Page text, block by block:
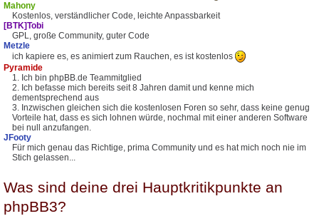
Mahony
Kostenlos, verständlicher Code, leichte Anpassbarkeit
[BTK]Tobi
GPL, große Community, guter Code
Metzle
ich kapiere es, es animiert zum Rauchen, es ist kostenlos
Pyramide
1. Ich bin phpBB.de Teammitglied
2. Ich befasse mich bereits seit 8 Jahren damit und kenne mich
dementsprechend aus
3. Inzwischen gleichen sich die kostenlosen Foren so sehr, dass keine genug
Vorteile hat, dass es sich lohnen würde, nochmal mit einer anderen Software
bei null anzufangen.
JFooty
Für mich genau das Richtige, prima Community und es hat mich noch nie im
Stich gelassen...
Was sind deine drei Hauptkritikpunkte an
phpBB3?